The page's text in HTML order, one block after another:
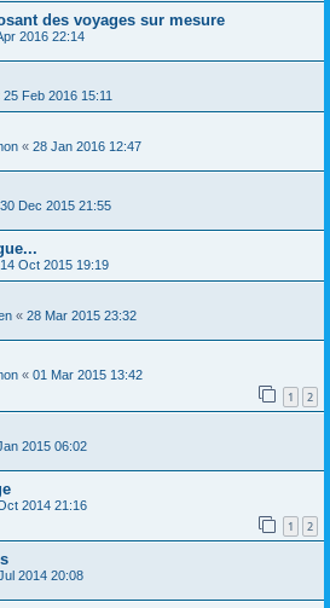
des voyages sur mesure
2016 22:14
25 Feb 2016 15:11
« 28 Jan 2016 12:47
30 Dec 2015 21:55
14 Oct 2015 19:19
« 28 Mar 2015 23:32
« 01 Mar 2015 13:42
1 2
2015 06:02
2014 21:16
1 2
2014 20:08